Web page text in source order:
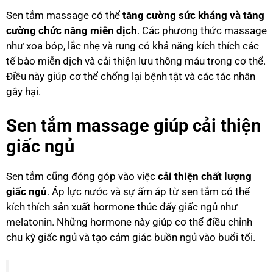
Sen tắm massage có thể tăng cường sức kháng và tăng
cường chức năng miễn dịch. Các phương thức massage
như xoa bóp, lắc nhẹ và rung có khả năng kích thích các
tế bào miễn dịch và cải thiện lưu thông máu trong cơ thể.
Điều này giúp cơ thể chống lại bệnh tật và các tác nhân
gây hại.
Sen tắm massage giúp cải thiện
giấc ngủ
Sen tắm cũng đóng góp vào việc cải thiện chất lượng
giấc ngủ. Áp lực nước và sự ấm áp từ sen tắm có thể
kích thích sản xuất hormone thúc đẩy giấc ngủ như
melatonin. Những hormone này giúp cơ thể điều chỉnh
chu kỳ giấc ngủ và tạo cảm giác buồn ngủ vào buổi tối.